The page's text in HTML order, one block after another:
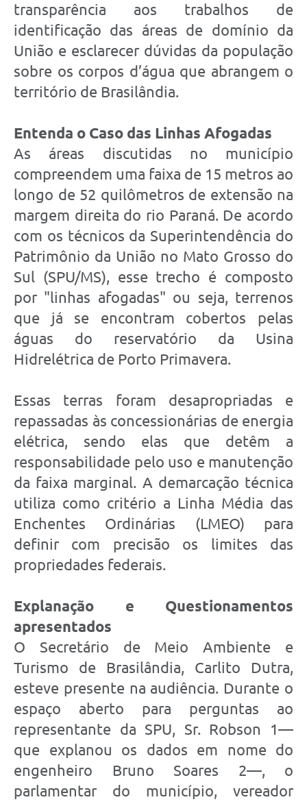
transparência aos trabalhos de
identificação das áreas de domínio da
União e esclarecer dúvidas da população
sobre os corpos d’água que abrangem o
território de Brasilândia.
Entenda o Caso das Linhas Afogadas
As áreas discutidas no município
compreendem uma faixa de 15 metros ao
longo de 52 quilômetros de extensão na
margem direita do rio Paraná. De acordo
com os técnicos da Superintendência do
Patrimônio da União no Mato Grosso do
Sul (SPU/MS), esse trecho é composto
por "linhas afogadas" ou seja, terrenos
que já se encontram cobertos pelas
águas do reservatório da Usina
Hidrelétrica de Porto Primavera.
Essas terras foram desapropriadas e
repassadas às concessionárias de energia
elétrica, sendo elas que detêm a
responsabilidade pelo uso e manutenção
da faixa marginal. A demarcação técnica
utiliza como critério a Linha Média das
Enchentes Ordinárias (LMEO) para
definir com precisão os limites das
propriedades federais.
Explanação e Questionamentos
apresentados
O Secretário de Meio Ambiente e
Turismo de Brasilândia, Carlito Dutra,
esteve presente na audiência. Durante o
espaço aberto para perguntas ao
representante da SPU, Sr. Robson 1—
que explanou os dados em nome do
engenheiro Bruno Soares 2—, o
parlamentar do município, vereador